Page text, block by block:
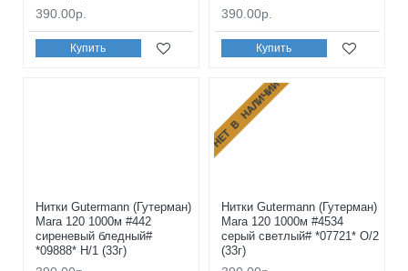
390.00р.
Купить
390.00р.
Купить
Нитки Gutermann (Гутерман)
Mara 120 1000м #442
сиреневый бледный#
*09888* H/1 (33г)
НЕТ В НАЛИЧИИ
Нитки Gutermann (Гутерман)
Mara 120 1000м #4534
серый светлый# *07721* O/2
(33г)